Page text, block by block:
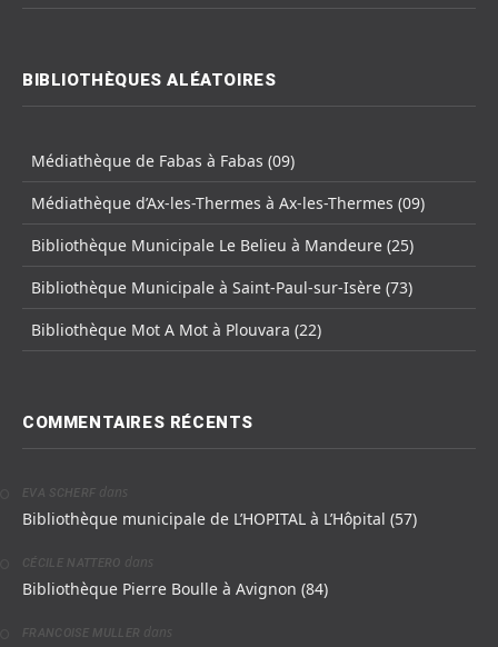
BIBLIOTHÈQUES ALÉATOIRES
Médiathèque de Fabas à Fabas (09)
Médiathèque d’Ax-les-Thermes à Ax-les-Thermes (09)
Bibliothèque Municipale Le Belieu à Mandeure (25)
Bibliothèque Municipale à Saint-Paul-sur-Isère (73)
Bibliothèque Mot A Mot à Plouvara (22)
COMMENTAIRES RÉCENTS
EVA SCHERF dans
Bibliothèque municipale de L’HOPITAL à L’Hôpital (57)
CÉCILE NATTERO dans
Bibliothèque Pierre Boulle à Avignon (84)
FRANCOISE MULLER dans